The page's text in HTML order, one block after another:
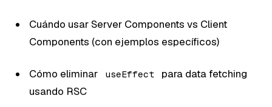
Cuándo usar Server Components vs Client
Components (con ejemplos específicos)
Cómo eliminar useEffect
para data fetching
usando RSC